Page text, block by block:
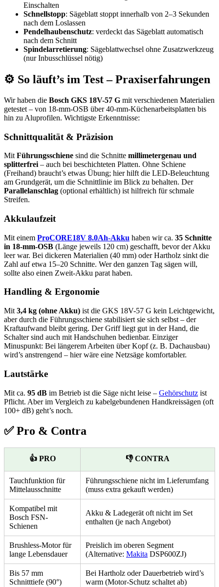
Einschalten
Schnellstopp: Sägeblatt stoppt innerhalb von 2–3 Sekunden
nach dem Loslassen
Pendelhaubenschutz: verdeckt das Sägeblatt automatisch
nach dem Schnitt
Spindelarretierung: Sägeblattwechsel ohne Zusatzwerkzeug
(nur Inbusschlüssel nötig)
⚙️ So läuft’s im Test – Praxiserfahrungen
Wir haben die Bosch GKS 18V-57 G mit verschiedenen Materialien
getestet – von 18-mm-OSB über 40-mm-Küchenarbeitsplatten bis
hin zu Aluprofilen. Wichtigste Erkenntnisse:
Schnittqualität & Präzision
Mit Führungsschiene sind die Schnitte millimetergenau und
splitterfrei – auch bei beschichteten Platten. Ohne Schiene
(Freihand) braucht’s etwas Übung; hier hilft die LED-Beleuchtung
am Grundgerät, um die Schnittlinie im Blick zu behalten. Der
Parallelanschlag (optional erhältlich) ist hilfreich für schmale
Streifen.
Akkulaufzeit
Mit einem ProCORE18V 8.0Ah-Akku haben wir ca. 35 Schnitte
in 18-mm-OSB (Länge jeweils 120 cm) geschafft, bevor der Akku
leer war. Bei dickeren Materialien (40 mm) oder Hartholz sinkt die
Zahl auf etwa 15–20 Schnitte. Wer den ganzen Tag sägen will,
sollte also einen Zweit-Akku parat haben.
Handling & Ergonomie
Mit 3,4 kg (ohne Akku) ist die GKS 18V-57 G kein Leichtgewicht,
aber durch die Führungsschiene stabilisiert sie sich selbst – der
Kraftaufwand bleibt gering. Der Griff liegt gut in der Hand, die
Schalter sind auch mit Handschuhen bedienbar. Einziger
Minuspunkt: Bei längerem Arbeiten über Kopf (z. B. Dachausbau)
wird’s anstrengend – hier wäre eine Netzsäge komfortabler.
Lautstärke
Mit ca. 95 dB im Betrieb ist die Säge nicht leise – Gehörschutz ist
Pflicht. Aber im Vergleich zu kabelgebundenen Handkreissägen (oft
100+ dB) geht’s noch.
✅ Pro & Contra
👍 PRO 👎 CONTRA
Tauchfunktion für
Mittelausschnitte
Führungsschiene nicht im Lieferumfang
(muss extra gekauft werden)
Kompatibel mit
Bosch FSN-
Schienen
Akku & Ladegerät oft nicht im Set
enthalten (je nach Angebot)
Brushless-Motor für
lange Lebensdauer
Preislich im oberen Segment
(Alternative: Makita DSP600ZJ)
Bis 57 mm
Schnitttiefe (90°)
Bei Hartholz oder Dauerbetrieb wird’s
warm (Motor-Schutz schaltet ab)